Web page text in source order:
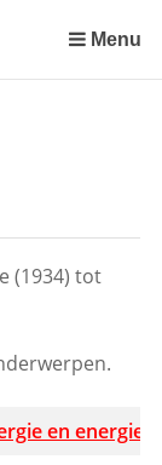
Menu
(1934) tot
en